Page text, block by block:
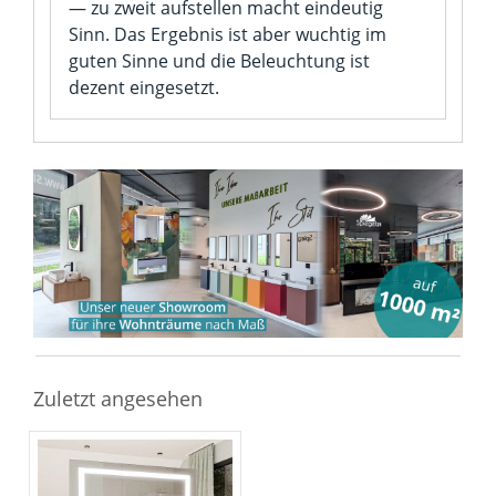
— zu zweit aufstellen macht eindeutig
Sinn. Das Ergebnis ist aber wuchtig im
guten Sinne und die Beleuchtung ist
dezent eingesetzt.
Zuletzt angesehen